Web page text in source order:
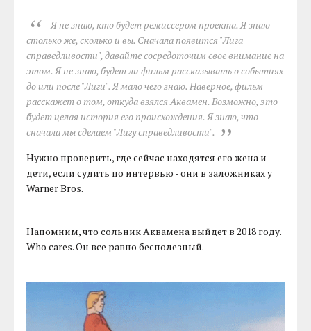
Я не знаю, кто будет режиссером проекта. Я знаю
столько же, сколько и вы. Сначала появится "Лига
справедливости", давайте сосредоточим свое внимание на
этом. Я не знаю, будет ли фильм рассказывать о событиях
до или после "Лиги". Я мало чего знаю. Наверное, фильм
расскажет о том, откуда взялся Аквамен. Возможно, это
будет целая история его происхождения. Я знаю, что
сначала мы сделаем "Лигу справедливости".
Нужно проверить, где сейчас находятся его жена и
дети, если судить по интервью - они в заложниках у
Warner Bros.
Напомним, что сольник Аквамена выйдет в 2018 году.
Who cares. Он все равно бесполезный.